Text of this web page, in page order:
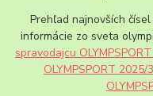
Prehľad najnovších
informácie zo sveta
spravodajcu
OLYMPSPORT 2025/